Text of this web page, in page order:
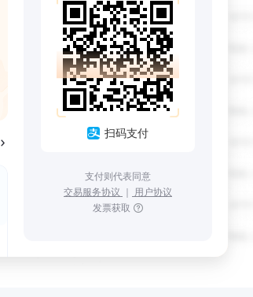
扫码支付
支付则代表同意
交易服务协议 ｜ 用户协议
发票获取